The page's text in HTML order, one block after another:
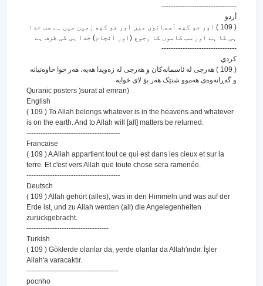
--------------------------------
أردو
( 109 ) اور جو کچھ آسمانوں میں اور جو کچھ زمین میں ہے سب خدا
ہی کا ہے اور سب کاموں کا رجوع (اور انجام) خدا ہی کی طرف ہے
--------------------------------
كردي
( 109 ) هه‌رچی له ئاسمانه‌کان و هه‌رچی له زه‌ویدا هه‌یه‌، هه‌ر خوا خاوه‌نیانه
و گه‌ڕانه‌وه‌ی هه‌موو شتێک هه‌ر بۆ لای خوایه‌
Quranic posters )surat al emran)
English
( 109 ) To Allah belongs whatever is in the heavens and whatever
is on the earth. And to Allah will [all] matters be returned.
----------------------------------------
Francaise
( 109 ) A Allah appartient tout ce qui est dans les cieux et sur la
terre. Et c'est vers Allah que toute chose sera ramenée.
----------------------------------------
Deutsch
( 109 ) Allah gehört (alles), was in den Himmeln und was auf der
Erde ist, und zu Allah werden (all) die Angelegenheiten
zurückgebracht.
-----------------------------------
Turkish
( 109 ) Göklerde olanlar da, yerde olanlar da Allah'ındır. İşler
Allah'a varacaktır.
---------------------------------------
pocnho